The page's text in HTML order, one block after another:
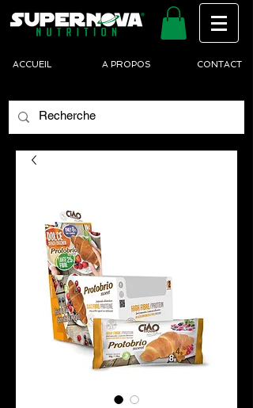
ACCUEIL A PROPOS CONTACT